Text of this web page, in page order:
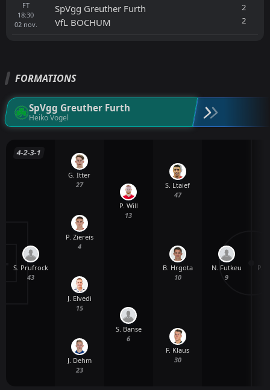
FT
18:30
02 nov.
SpVgg Greuther Furth
VfL BOCHUM
2
2
FORMATIONS
SpVgg Greuther Furth
Heiko Vogel
4-2-3-1
S. Prufrock
43
J. Dehm
23
J. Elvedi
15
P. Ziereis
4
G. Itter
27
S. Banse
6
P. Will
13
F. Klaus
30
B. Hrgota
10
S. Ltaief
47
N. Futkeu
9
P.